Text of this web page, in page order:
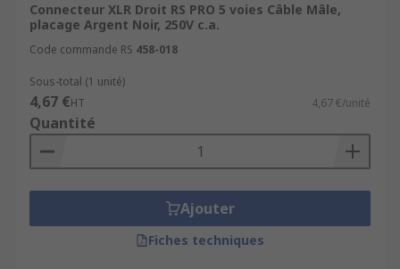
Connecteur XLR Droit RS PRO 5 voies Câble Mâle,
placage Argent Noir, 250V c.a.
Code commande RS 458-018
Sous-total (1 unité)
4,67 €HT 4,67 €/unité
Quantité
Ajouter
Fiches techniques